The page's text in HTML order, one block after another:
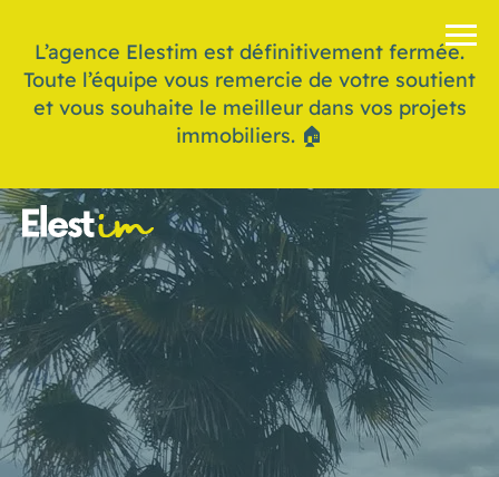
L’agence Elestim est définitivement fermée.
Toute l’équipe vous remercie de votre soutient
et vous souhaite le meilleur dans vos projets
immobiliers. 🏠